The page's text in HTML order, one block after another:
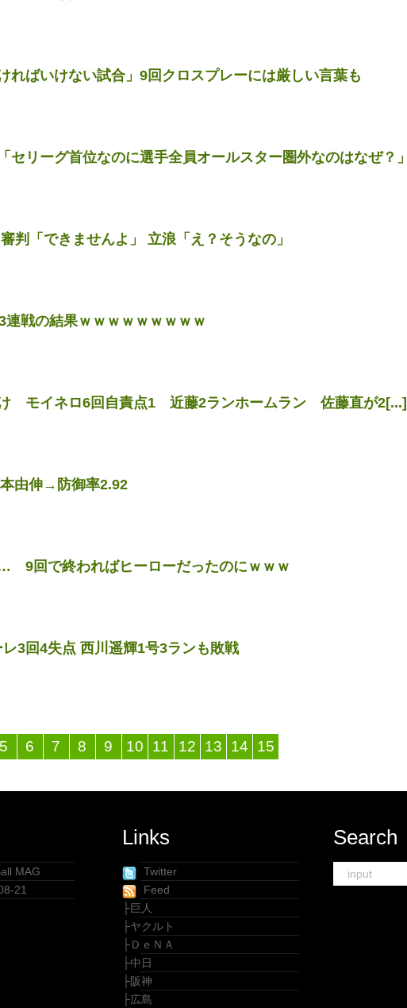
ればいけない試合」9回クロスプレーには厳しい言葉も
セリーグ首位なのに選手全員オールスター圏外なのはなぜ？」
判「できませんよ」 立浪「え？そうなの」
戦の結果ｗｗｗｗｗｗｗｗｗ
モイネロ6回自責点1 近藤2ランホームラン 佐藤直が2[...]
由伸→防御率2.92
9回で終わればヒーローだったのにｗｗｗ
3回4失点 西川遥輝1号3ランも敗戦
5 6 7 8 9 10 11 12 13 14 15
MAG
21
Links
Twitter
Feed
├巨人
├ヤクルト
├ＤｅＮＡ
├中日
├阪神
├広島
Search